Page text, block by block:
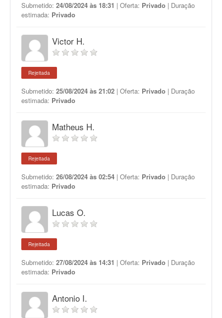
Submetido: 24/08/2024 às 18:31 | Oferta: Privado | Duração
estimada: Privado
Victor H.
Rejeitada
Submetido: 25/08/2024 às 21:02 | Oferta: Privado | Duração
estimada: Privado
Matheus H.
Rejeitada
Submetido: 26/08/2024 às 02:54 | Oferta: Privado | Duração
estimada: Privado
Lucas O.
Rejeitada
Submetido: 27/08/2024 às 14:31 | Oferta: Privado | Duração
estimada: Privado
Antonio I.